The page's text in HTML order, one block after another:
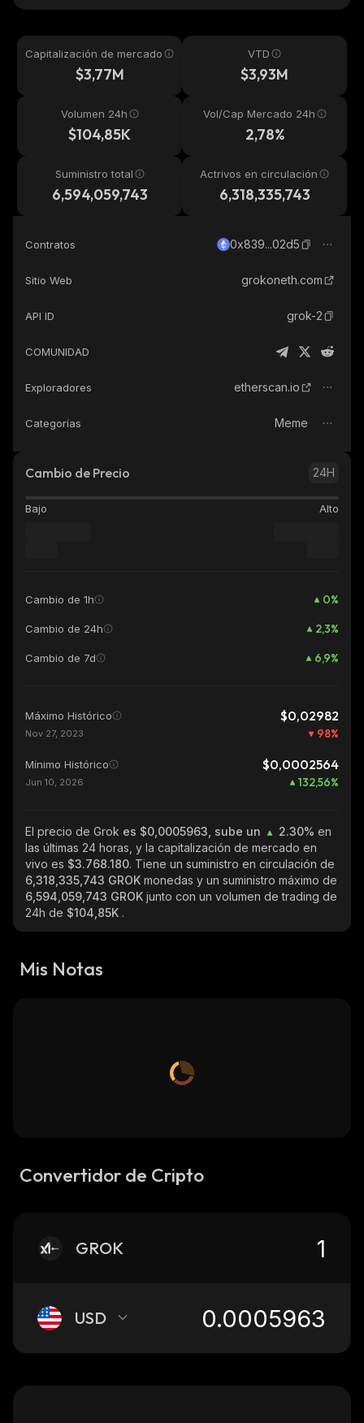
Capitalización de mercado
$3,77M
VTD
$3,93M
Volumen 24h
$104,85K
Vol/Cap Mercado 24h
2,78%
Suministro total
6,594,059,743
Actrivos en circulación
6,318,335,743
Contratos 0x839...02d5
Sitio Web grokoneth.com
API ID grok-2
COMUNIDAD
Exploradores etherscan.io
Categorías Meme
Cambio de Precio 24H
Bajo Alto
Cambio de 1h 0%
Cambio de 24h 2,3%
Cambio de 7d 6,9%
Máximo Histórico $0,02982
Nov 27, 2023 98%
Mínimo Histórico $0,0002564
Jun 10, 2026 132,56%
El precio de Grok es $0,0005963, sube un 2.30% en
las últimas 24 horas, y la capitalización de mercado en
vivo es $3.768.180. Tiene un suministro en circulación de
6,318,335,743 GROK monedas y un suministro máximo de
6,594,059,743 GROK junto con un volumen de trading de
24h de $104,85K .
Mis Notas
Convertidor de Cripto
GROK
USD